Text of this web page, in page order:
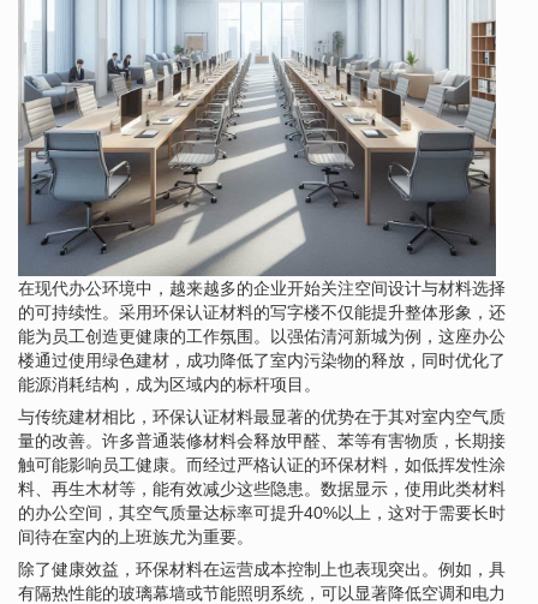
在现代办公环境中，越来越多的企业开始关注空间设计与材料选择
的可持续性。采用环保认证材料的写字楼不仅能提升整体形象，还
能为员工创造更健康的工作氛围。以强佑清河新城为例，这座办公
楼通过使用绿色建材，成功降低了室内污染物的释放，同时优化了
能源消耗结构，成为区域内的标杆项目。
与传统建材相比，环保认证材料最显著的优势在于其对室内空气质
量的改善。许多普通装修材料会释放甲醛、苯等有害物质，长期接
触可能影响员工健康。而经过严格认证的环保材料，如低挥发性涂
料、再生木材等，能有效减少这些隐患。数据显示，使用此类材料
的办公空间，其空气质量达标率可提升40%以上，这对于需要长时
间待在室内的上班族尤为重要。
除了健康效益，环保材料在运营成本控制上也表现突出。例如，具
有隔热性能的玻璃幕墙或节能照明系统，可以显著降低空调和电力